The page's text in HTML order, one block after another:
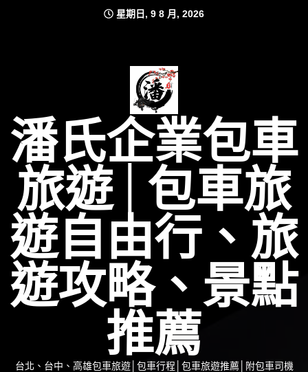
星期日, 9 8 月, 2026
潘氏企業包車
旅遊│包車旅
遊自由行、旅
遊攻略、景點
推薦
台北、台中、高雄包車旅遊│包車行程│包車旅遊推薦│附包車司機